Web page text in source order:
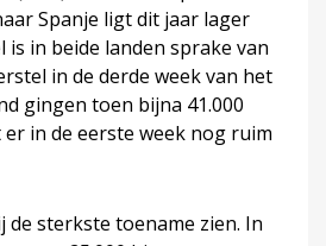
Spanje ligt dit jaar lager
is in beide landen sprake van
in de derde week van het
gingen toen bijna 41.000
in de eerste week nog ruim
de sterkste toename zien. In